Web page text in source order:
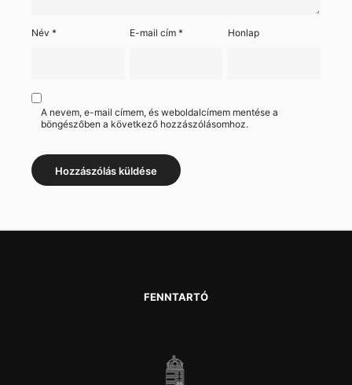
Név * E-mail cím* Honlap
A nevem, e-mail címem, és weboldalcímem mentése a
böngészőben a következő hozzászólásomhoz.
FENNTARTÓ